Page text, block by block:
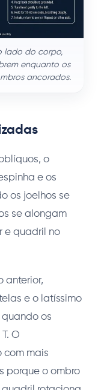
lado do corpo,
enquanto os
ancorados.
o
e os
os joelhos se
se alongam
e quadril no
anterior,
e o latíssimo
os
O
com mais
porque o ombro